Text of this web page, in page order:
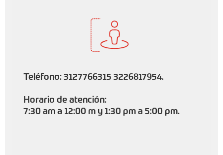
Teléfono: 3127766315 3226817954.
Horario de atención:
7:30 am a 12:00 m y 1:30 pm a 5:00 pm.